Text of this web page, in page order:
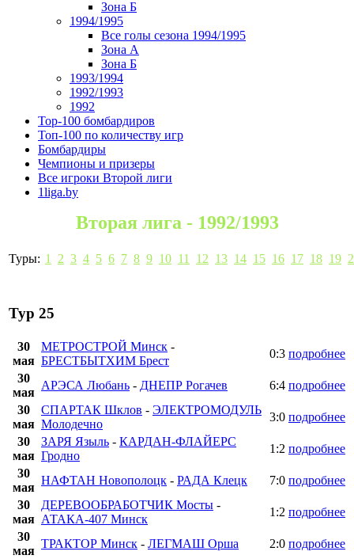
Зона Б
1994/1995
Все голы сезона 1994/1995
Зона А
Зона Б
1993/1994
1992/1993
1992
Top-100 бомбардиров
Топ-100 по количеству игр
Бомбардиры
Чемпионы и призеры
Все игроки Второй лиги
1liga.by
Вторая лига - 1992/1993
Туры: 1 2 3 4 5 6 7 8 9 10 11 12 13 14 15 16 17 18 19
Тур 25
30
мая
МЕТРОСТРОЙ Минск -
БРЕСТБЫТХИМ Брест
0:3 подробнее
30
мая
АРЭСА Любань - ДНЕПР Рогачев 6:4 подробнее
30
мая
СПАРТАК Шклов - ЭЛЕКТРОМОДУЛЬ
Молодечно
3:0 подробнее
30
мая
ЗАРЯ Языль - КАРДАН-ФЛАЙЕРС
Гродно
1:2 подробнее
30
мая
НАФТАН Новополоцк - РАДА Клецк 7:0 подробнее
30
мая
ДЕРЕВООБРАБОТЧИК Мосты -
АТАКА-407 Минск
1:2 подробнее
30
мая
ТРАКТОР Минск - ЛЕГМАШ Орша 2:0 подробнее